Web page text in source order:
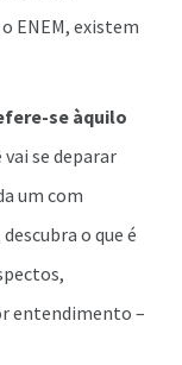
ENEM, existem
se àquilo
vai se deparar
um com
o que é
entendimento –